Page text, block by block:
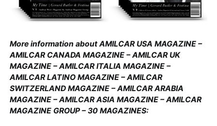
More information about AMILCAR USA MAGAZINE –
AMILCAR CANADA MAGAZINE – AMILCAR UK
MAGAZINE – AMILCAR ITALIA MAGAZINE –
AMILCAR LATINO MAGAZINE – AMILCAR
SWITZERLAND MAGAZINE – AMILCAR ARABIA
MAGAZINE – AMILCAR ASIA MAGAZINE – AMILCAR
MAGAZINE GROUP – 30 MAGAZINES: